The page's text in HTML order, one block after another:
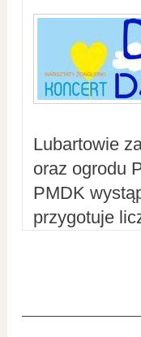
Lubartowie
oraz ogrodu
PMDK
przygotuje